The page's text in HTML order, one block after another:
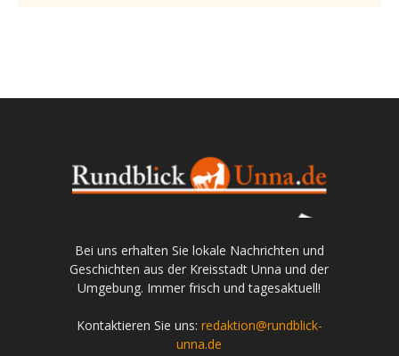
Bei uns erhalten Sie lokale Nachrichten und
Geschichten aus der Kreisstadt Unna und der
Umgebung. Immer frisch und tagesaktuell!
Kontaktieren Sie uns: redaktion@rundblick-
unna.de